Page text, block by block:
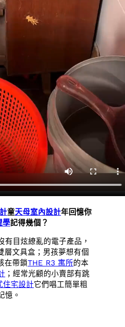
童天母室內設計年回憶你
學記得幾個？
有目炫繚亂的電子產品，
層文具盒；男孩夢想有個
在帶鎖THE R3 寓所的本
；經常光顧的小賣部有跳
住宅設計它們唱工簡單粗
憶。